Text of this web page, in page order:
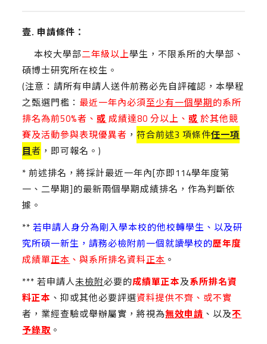
壹. 申請條件：
本校大學部二年級以上學生，不限系所的大學部、
碩博士研究所在校生。
(注意：請所有申請人送件前務必先自評確認，本學程
之甄選門檻： 最近一年內必須至少有一個學期的系所
排名為前50%者、或成績達80 分以上、或於其他競
賽及活動參與表現優異者 ， 符合前述3 項條件任一項
目者 ，即可報名。)
* 前述排名，將採計最近一年內[亦即114學年度第
一、二學期]的最新兩個學期成績排名，作為判斷依
據。
**若申請人身分為剛入學本校的他校轉學生、以及研
究所碩一新生，請務必檢附前一個就讀學校的歷年度
成績單正本、與系所排名資料正本。
*** 若申請人未檢附必要的成績單正本及系所排名資
料正本 、抑或其他必要評選資料提供不齊、或不實
者，業經查驗或舉辦屬實，將視為無效申請、以及不
予錄取。